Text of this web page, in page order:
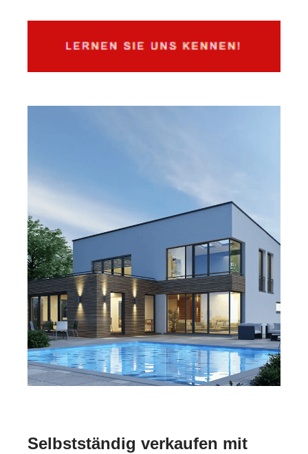
Selbstständig verkaufen mit